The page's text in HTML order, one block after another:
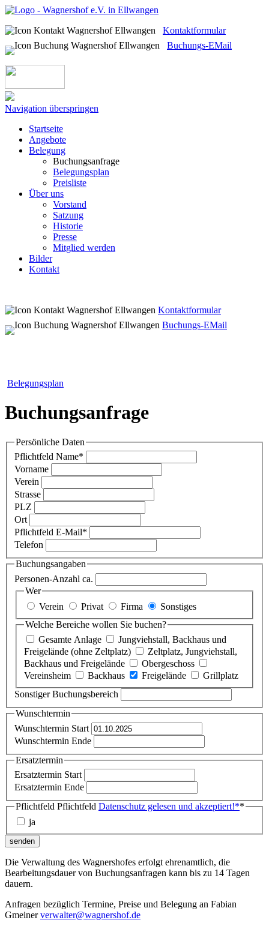
Kontaktformular
Buchungs-EMail
Navigation überspringen
Startseite
Angebote
Belegung
Buchungsanfrage
Belegungsplan
Preisliste
Über uns
Vorstand
Satzung
Historie
Presse
Mitglied werden
Bilder
Kontakt
Kontaktformular
Buchungs-EMail
Belegungsplan
Buchungsanfrage
Persönliche Daten
Pflichtfeld Name*
Vorname
Verein
Strasse
PLZ
Ort
Pflichtfeld E-Mail*
Telefon
Buchungsangaben
Personen-Anzahl ca.
Wer
Verein
Privat Firma
Sonstiges
Welche Bereiche wollen Sie buchen?
Gesamte Anlage
Jungviehstall, Backhaus und
Freigelände (ohne Zeltplatz)
Zeltplatz, Jungviehstall,
Backhaus und Freigelände
Obergeschoss
Vereinsheim
Backhaus Freigelände
Grillplatz
Sonstiger Buchungsbereich
Wunschtermin
Wunschtermin Start
Wunschtermin Ende
Ersatztermin
Ersatztermin Start
Ersatztermin Ende
Pflichtfeld Pflichtfeld Datenschutz gelesen und akzeptiert!**
ja
senden
Die Verwaltung des Wagnershofes erfolgt ehrenamtlich, die
Bearbeitungsdauer von Buchungsanfragen kann bis zu 14 Tagen
dauern.
Anfragen bezüglich Termine, Preise und Belegung an Fabian
Gmeinerverwalter@wagnershof.de